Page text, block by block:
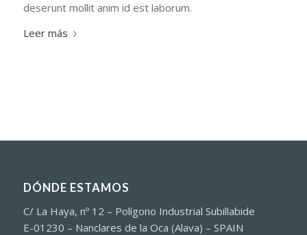
deserunt mollit anim id est laborum.
Leer más
DÓNDE ESTAMOS
C/ La Haya, nº 12 – Polígono Industrial Subillabide
E-01230 – Nanclares de la Oca (Alava) – SPAIN